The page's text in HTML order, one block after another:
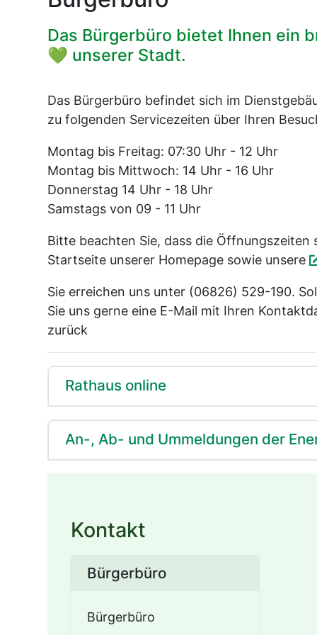
Das Bürgerbüro bietet Ihnen ein
💚 unserer Stadt.
Das Bürgerbüro befindet sich im
zu folgenden Servicezeiten über Ihren
Montag bis Freitag: 07:30 Uhr - 12 Uhr
Montag bis Mittwoch: 14 Uhr - 16 Uhr
Donnerstag 14 Uhr - 18 Uhr
Samstags von 09 - 11 Uhr
Bitte beachten Sie, dass die
Startseite unserer Homepage sowie unsere
Sie erreichen uns unter (06826) 529-190.
Sie uns gerne eine E-Mail mit Ihren
zurück
Rathaus online
An-, Ab- und Ummeldungen der
Kontakt
Bürgerbüro
Bürgerbüro